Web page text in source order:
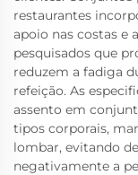
restaurantes
apoio nas costas e
pesquisados que
reduzem a fadiga
refeição. As
assento em
tipos corporais,
lombar, evitando
negativamente a